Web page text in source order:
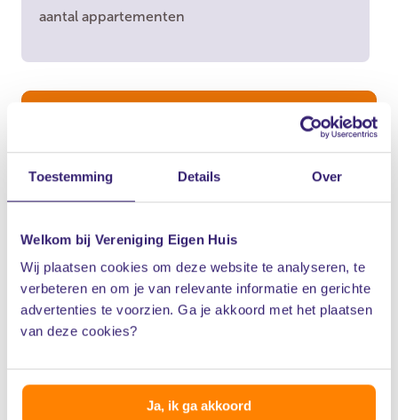
Toestemming Details Over
Welkom bij Vereniging Eigen Huis
Wij plaatsen cookies om deze website te analyseren, te
verbeteren en om je van relevante informatie en gerichte
advertenties te voorzien. Ga je akkoord met het plaatsen
van deze cookies?
Ja, ik ga akkoord
aantal appartementen